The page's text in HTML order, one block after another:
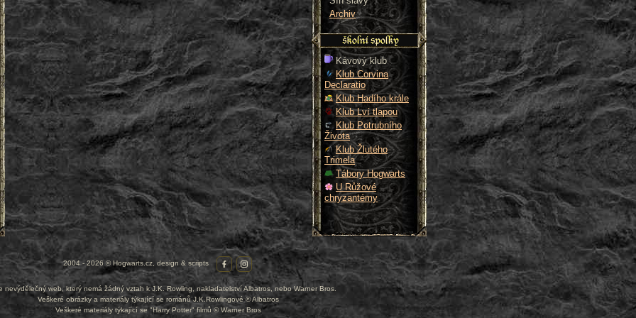
Archiv
Kávový klub
Klub Corvina
Declaratio
Klub Hadího krále
Klub Lví tlapou
Klub Potrubního
Života
Klub Žlutého
Trimela
Tábory Hogwarts
U Růžové
chryzantémy
2004 - 2026 © Hogwarts.cz, design & scripts
nevýdělečný web, který nemá žádný vztah k J.K. Rowling, nakladatelství Albatros, nebo Warner Bros.
Veškeré obrázky a materiály týkající se románů J.K.Rowlingové © Albatros
Veškeré materiály týkající se "Harry Potter" filmů © Warner Bros